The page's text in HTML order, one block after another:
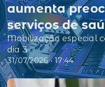
31/07/2026 • 17:44
aumenta
serviços de
Mobilização especial
dia 3